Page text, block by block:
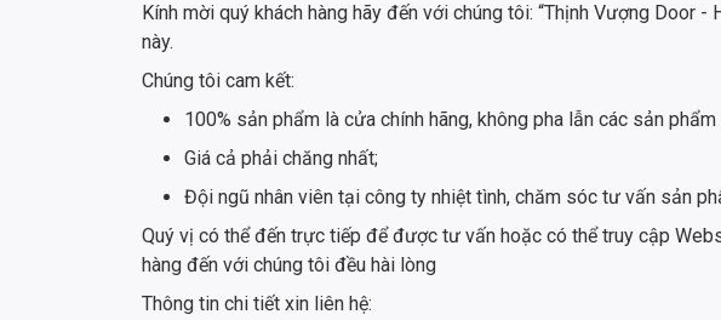
Kính mời quý khách hàng hãy đến với chúng tôi: “Thịnh Vượng Door
này.
Chúng tôi cam kết:
100% sản phẩm là cửa chính hãng, không pha lẫn các sản
Giá cả phải chăng nhất;
Đội ngũ nhân viên tại công ty nhiệt tình, chăm sóc tư vấn sản
Quý vị có thể đến trực tiếp để được tư vấn hoặc có thể truy cập
hàng đến với chúng tôi đều hài lòng
Thông tin chi tiết xin liên hệ: